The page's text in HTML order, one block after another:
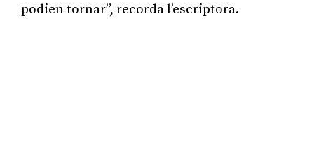
podien tornar”, recorda l’escriptora.